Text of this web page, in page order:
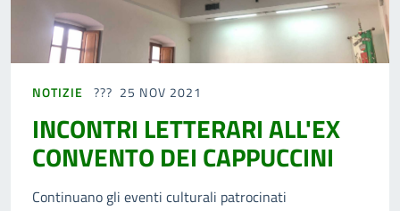
NOTIZIE 25 NOV 2021
INCONTRI LETTERARI ALL'EX
CONVENTO DEI CAPPUCCINI
Continuano gli eventi culturali patrocinati